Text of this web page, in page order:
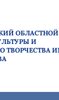
ОБЛАСТНОЙ
И
ТВОРЧЕСТВА